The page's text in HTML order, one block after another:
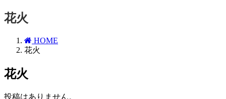
花火
HOME
花火
花火
投稿はありません。